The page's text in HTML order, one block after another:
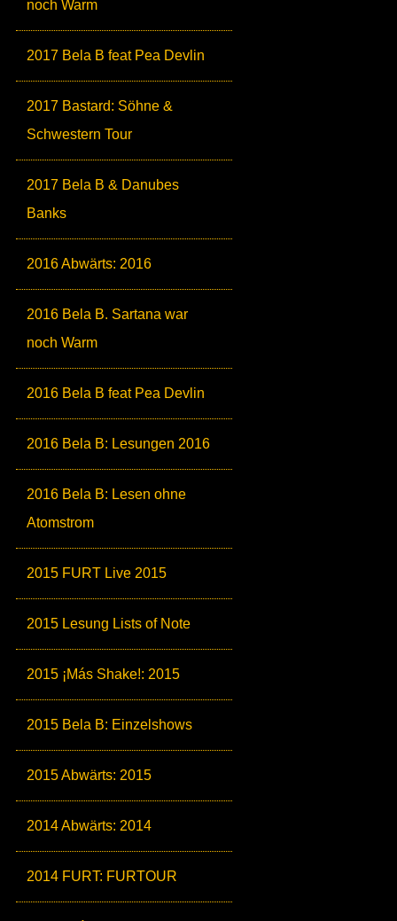
noch Warm
2017 Bela B feat Pea Devlin
2017 Bastard: Söhne &
Schwestern Tour
2017 Bela B & Danubes
Banks
2016 Abwärts: 2016
2016 Bela B. Sartana war
noch Warm
2016 Bela B feat Pea Devlin
2016 Bela B: Lesungen 2016
2016 Bela B: Lesen ohne
Atomstrom
2015 FURT Live 2015
2015 Lesung Lists of Note
2015 ¡Más Shake!: 2015
2015 Bela B: Einzelshows
2015 Abwärts: 2015
2014 Abwärts: 2014
2014 FURT: FURTOUR